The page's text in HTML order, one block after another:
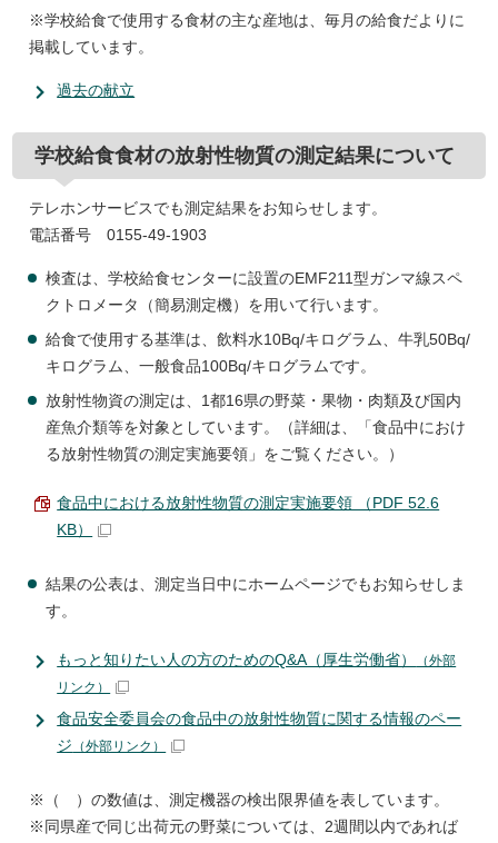
※学校給食で使用する食材の主な産地は、毎月の給食だよりに
掲載しています。
過去の献立
学校給食食材の放射性物質の測定結果について
テレホンサービスでも測定結果をお知らせします。
電話番号 0155-49-1903
検査は、学校給食センターに設置のEMF211型ガンマ線スペ
クトロメータ（簡易測定機）を用いて行います。
給食で使用する基準は、飲料水10Bq/キログラム、牛乳50Bq/
キログラム、一般食品100Bq/キログラムです。
放射性物資の測定は、1都16県の野菜・果物・肉類及び国内
産魚介類等を対象としています。（詳細は、「食品中におけ
る放射性物質の測定実施要領」をご覧ください。）
食品中における放射性物質の測定実施要領 （PDF 52.6
KB）
結果の公表は、測定当日中にホームページでもお知らせしま
す。
もっと知りたい人の方のためのQ&A（厚生労働省）
（外部
リンク）
食品安全委員会の食品中の放射性物質に関する情報のペー
ジ （外部リンク）
※（ ）の数値は、測定機器の検出限界値を表しています。
※同県産で同じ出荷元の野菜については、2週間以内であれば